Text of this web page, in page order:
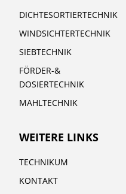
DICHTESORTIERTECHNIK
WINDSICHTERTECHNIK
SIEBTECHNIK
FÖRDER-&
DOSIERTECHNIK
MAHLTECHNIK
WEITERE LINKS
TECHNIKUM
KONTAKT